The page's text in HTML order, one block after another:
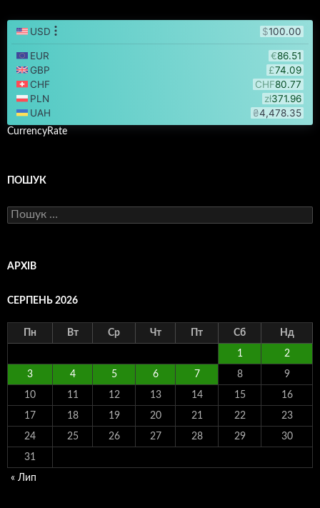
CurrencyRate
ПОШУК
Пошук:
АРХІВ
СЕРПЕНЬ 2026
Пн Вт Ср Чт Пт Сб Нд
1 2
3 4 5 6 7 8 9
10 11 12 13 14 15 16
17 18 19 20 21 22 23
24 25 26 27 28 29 30
31
« Лип